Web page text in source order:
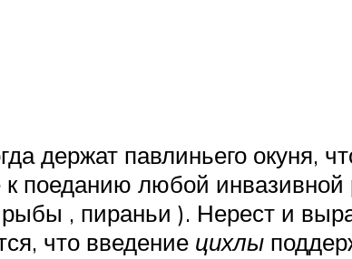
держат павлиньего окуня,
к поеданию любой
, пираньи ). Нерест и
что введение цихлы